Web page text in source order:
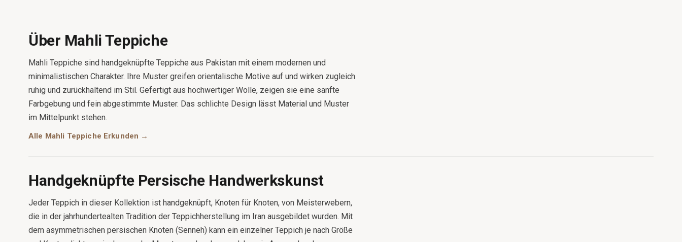
Über Mahli Teppiche
Mahli Teppiche sind handgeknüpfte Teppiche aus Pakistan mit einem modernen und
minimalistischen Charakter. Ihre Muster greifen orientalische Motive auf und wirken zugleich
ruhig und zurückhaltend im Stil. Gefertigt aus hochwertiger Wolle, zeigen sie eine sanfte
Farbgebung und fein abgestimmte Muster. Das schlichte Design lässt Material und Muster
im Mittelpunkt stehen.
Alle Mahli Teppiche Erkunden →
Handgeknüpfte Persische Handwerkskunst
Jeder Teppich in dieser Kollektion ist handgeknüpft, Knoten für Knoten, von Meisterwebern,
die in der jahrhundertealten Tradition der Teppichherstellung im Iran ausgebildet wurden. Mit
dem asymmetrischen persischen Knoten (Senneh) kann ein einzelner Teppich je nach Größe